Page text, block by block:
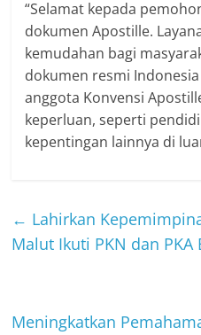
“Selamat kepada
dokumen Apostille.
kemudahan bagi
dokumen resmi
anggota Konvensi
keperluan, seperti
kepentingan lainnya di
← Lahirkan
Malut Ikuti PKN dan PKA
Meningkatkan